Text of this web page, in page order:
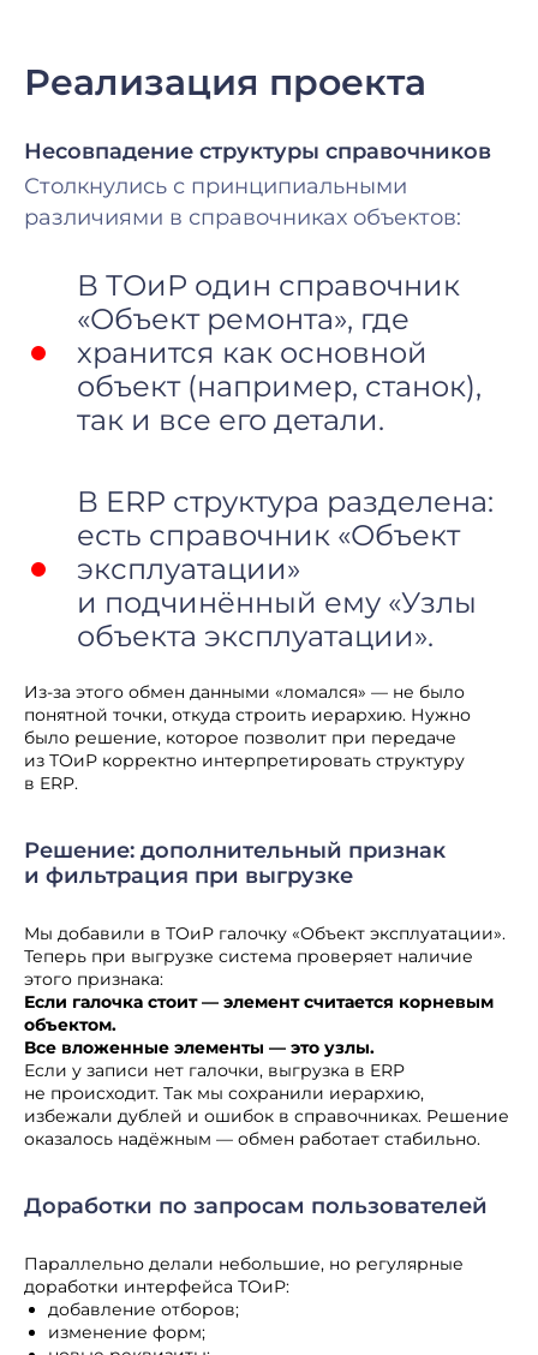
Реализация проекта
Несовпадение структуры справочников
Столкнулись с принципиальными
различиями в справочниках объектов:
В ТОиР один справочник
«Объект ремонта», где
хранится как основной
объект (например, станок),
так и все его детали.
В ERP структура разделена:
есть справочник «Объект
эксплуатации»
и подчинённый ему «Узлы
объекта эксплуатации».
Из-за этого обмен данными «ломался» — не было
понятной точки, откуда строить иерархию. Нужно
было решение, которое позволит при передаче
из ТОиР корректно интерпретировать структуру
в ERP.
Решение: дополнительный признак
и фильтрация при выгрузке
Мы добавили в ТОиР галочку «Объект эксплуатации».
Теперь при выгрузке система проверяет наличие
этого признака:
Если галочка стоит — элемент считается корневым
объектом.
Все вложенные элементы — это узлы.
Если у записи нет галочки, выгрузка в ERP
не происходит. Так мы сохранили иерархию,
избежали дублей и ошибок в справочниках. Решение
оказалось надёжным — обмен работает стабильно.
Доработки по запросам пользователей
Параллельно делали небольшие, но регулярные
доработки интерфейса ТОиР:
добавление отборов;
изменение форм;